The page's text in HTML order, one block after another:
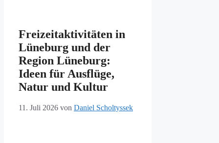
Freizeitaktivitäten in
Lüneburg und der
Region Lüneburg:
Ideen für Ausflüge,
Natur und Kultur
11. Juli 2026 von Daniel Scholtyssek